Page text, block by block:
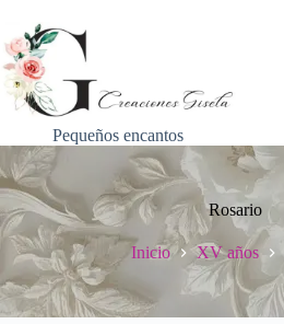
contenido
Pequeños encantos
Rosario
Inicio XV años